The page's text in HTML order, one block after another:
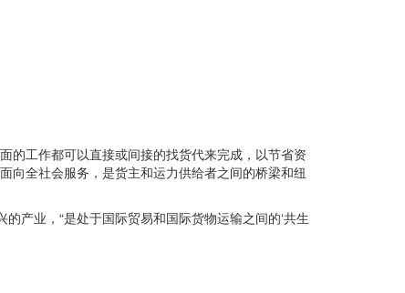
的工作都可以直接或间接的找货代来完成，以节省资
向全社会服务，是货主和运力供给者之间的桥梁和纽
产业，“是处于国际贸易和国际货物运输之间的‘共生